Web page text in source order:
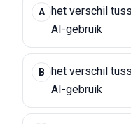
A het verschil
AI-gebruik
B
het verschil
AI-gebruik